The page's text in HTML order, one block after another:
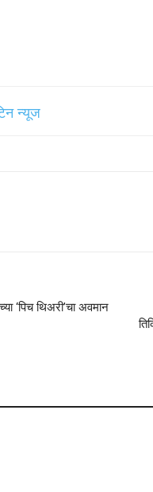
न्यूज
‘पिच थिअरी’चा अवमान